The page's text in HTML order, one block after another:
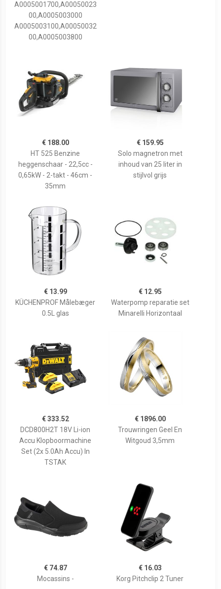
A0005001700,A00050023
00,A0005003000
A0005003100,A00050032
00,A0005003800
€ 188.00
HT 525 Benzine
heggenschaar - 22,5cc -
0,65kW - 2-takt - 46cm -
35mm
€ 159.95
Solo magnetron met
inhoud van 25 liter in
stijlvol grijs
€ 13.99
KÜCHENPROF Målebæger
0.5L glas
€ 12.95
Waterpomp reparatie set
Minarelli Horizontaal
€ 333.52
DCD800H2T 18V Li-ion
Accu Klopboormachine
Set (2x 5.0Ah Accu) In
TSTAK
€ 1896.00
Trouwringen Geel En
Witgoud 3,5mm
€ 74.87
Mocassins -
€ 16.03
Korg Pitchclip 2 Tuner